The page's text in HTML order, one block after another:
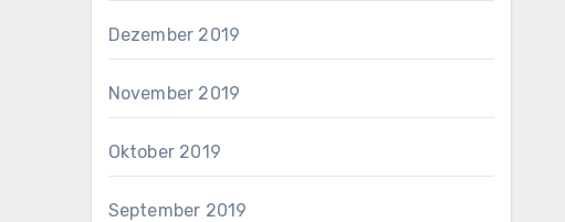
Dezember 2019
November 2019
Oktober 2019
September 2019